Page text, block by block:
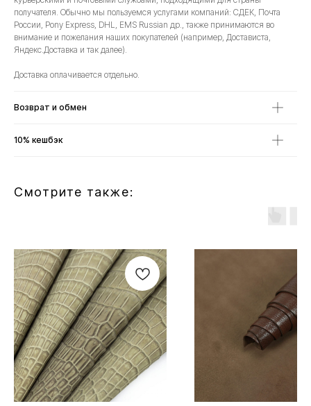
получателя. Обычно мы пользуемся услугами компаний: СДЕК, Почта
России, Pony Express, DHL, EMS Russian др., также принимаются во
внимание и пожелания наших покупателей (например, Достависта,
Яндекс.Доставка и так далее).
Доставка оплачивается отдельно.
Возврат и обмен
10% кешбэк
Смотрите также: